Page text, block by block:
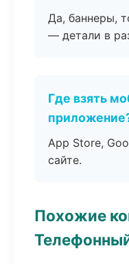
Да, баннеры,
— детали в
Где взять
App Store,
сайте.
Похожие